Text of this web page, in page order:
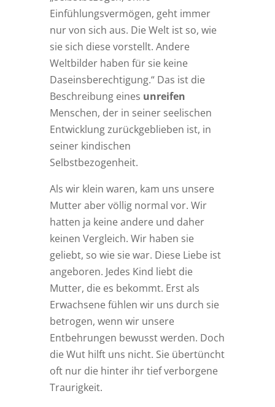
Einfühlungsvermögen, geht immer
nur von sich aus. Die Welt ist so, wie
sie sich diese vorstellt. Andere
Weltbilder haben für sie keine
Daseinsberechtigung.“ Das ist die
Beschreibung eines unreifen
Menschen, der in seiner seelischen
Entwicklung zurückgeblieben ist, in
seiner kindischen
Selbstbezogenheit.
Als wir klein waren, kam uns unsere
Mutter aber völlig normal vor. Wir
hatten ja keine andere und daher
keinen Vergleich. Wir haben sie
geliebt, so wie sie war. Diese Liebe ist
angeboren. Jedes Kind liebt die
Mutter, die es bekommt. Erst als
Erwachsene fühlen wir uns durch sie
betrogen, wenn wir unsere
Entbehrungen bewusst werden. Doch
die Wut hilft uns nicht. Sie übertüncht
oft nur die hinter ihr tief verborgene
Traurigkeit.